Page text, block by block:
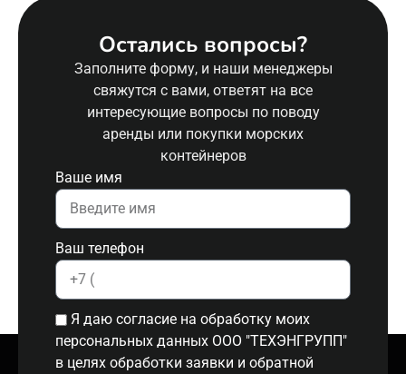
Остались вопросы?
Заполните форму, и наши менеджеры
свяжутся с вами, ответят на все
интересующие вопросы по поводу
аренды или покупки морских
контейнеров
Ваше имя
Ваш телефон
Я даю согласие на обработку моих
персональных данных ООО "ТЕХЭНГРУПП"
в целях обработки заявки и обратной